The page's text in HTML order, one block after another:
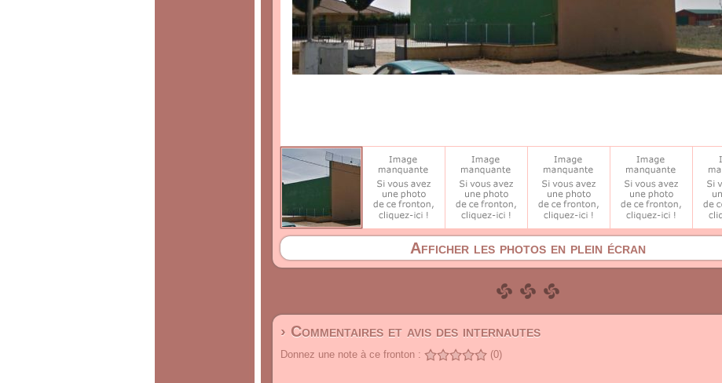
Afficher les photos en plein écran
› Commentaires et avis des internautes
Donnez une note à ce fronton : (0)